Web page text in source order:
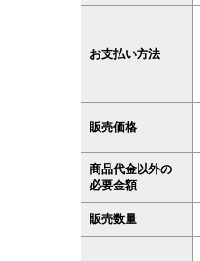
お支払い方法
販売価格
商品代金以外の
必要金額
販売数量